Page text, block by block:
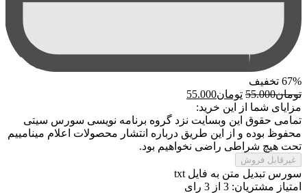
67% تخفیف
تومان55.000 قیمت
اصلی:
تومان55.000
بود.
تومان55.000
تومان55.000.
مزایای شما از این خرید:
تمامی حقوق این وبسایت نزد گروه برنامه نویسی سورس سیتی
محفوظ بوده و از این طریق درباره انتشار محصولات اعلام مینامییم
تحت هیچ شراطی راضی نخواهیم بود.
غیرقابل فروش
سورس تبدیل متن به فایل txt
امتیاز مشتریان: 3 از 3 رای